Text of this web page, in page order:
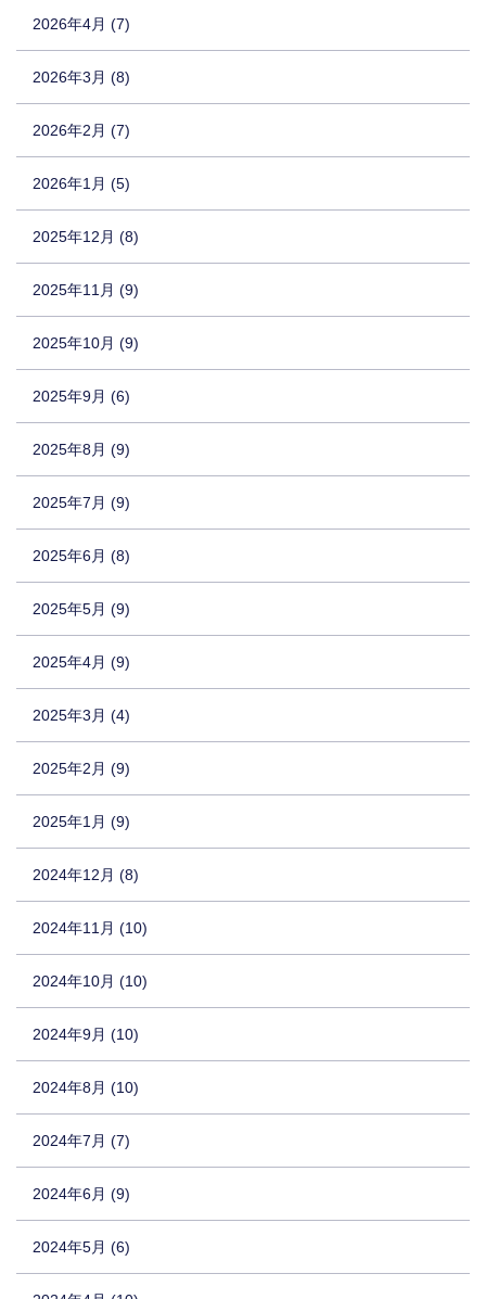
2026年4月 (7)
2026年3月 (8)
2026年2月 (7)
2026年1月 (5)
2025年12月 (8)
2025年11月 (9)
2025年10月 (9)
2025年9月 (6)
2025年8月 (9)
2025年7月 (9)
2025年6月 (8)
2025年5月 (9)
2025年4月 (9)
2025年3月 (4)
2025年2月 (9)
2025年1月 (9)
2024年12月 (8)
2024年11月 (10)
2024年10月 (10)
2024年9月 (10)
2024年8月 (10)
2024年7月 (7)
2024年6月 (9)
2024年5月 (6)